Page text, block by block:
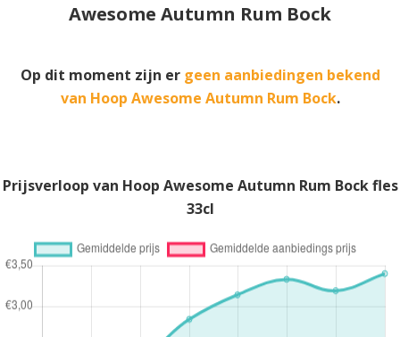
Awesome Autumn Rum Bock
Op dit moment zijn er geen aanbiedingen bekend
van Hoop Awesome Autumn Rum Bock.
Prijsverloop van Hoop Awesome Autumn Rum Bock fles
33cl